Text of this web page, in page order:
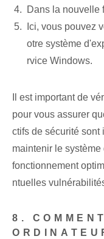
Dans la nouvelle
Ici, vous pouvez
otre système
rvice Windows.
Il est important de
pour vous assurer
ctifs de sécurité
maintenir le
fonctionnement
ntuelles
8.